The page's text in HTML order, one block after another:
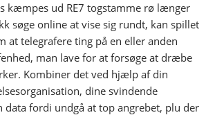
kæmpes ud RE7 togstamme rø længer
søge online at vise sig rundt, kan spillet
at telegrafere ting på en eller anden
man lave for at forsøge at dræbe
Kombiner det ved hjælp af din
dine svindende
data fordi undgå at top angrebet, plu der